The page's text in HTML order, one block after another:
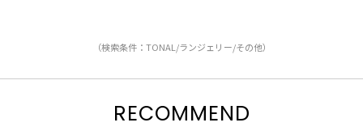
（検索条件：TONAL/ランジェリー/その他）
RECOMMEND